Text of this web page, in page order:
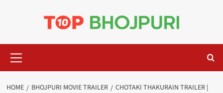
Menu
HOME BHOJPURI MOVIE TRAILER
CHOTAKI THAKURAIN TRAILER |